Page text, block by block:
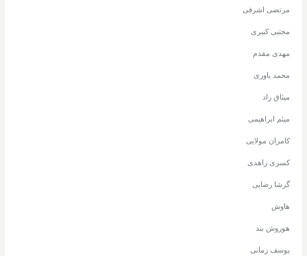
مرتضی اشرفی
مجتبی کبیری
مهدی مقدم
محمد یاوری
میثاق راد
میثم ابراهیمی
کامران مولایی
کسری زاهدی
گرشا رضایی
هاوش
هوروش بند
یوسف زمانی